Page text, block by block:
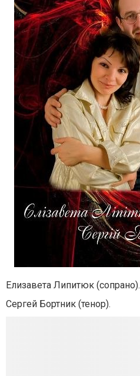
Елизавета Липитюк (сопрано).
Сергей Бортник (тенор).